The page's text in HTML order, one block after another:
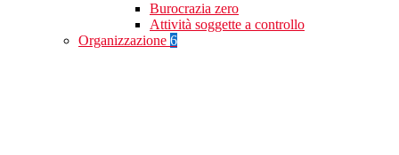
Burocrazia zero
Attività soggette a controllo
Organizzazione 6